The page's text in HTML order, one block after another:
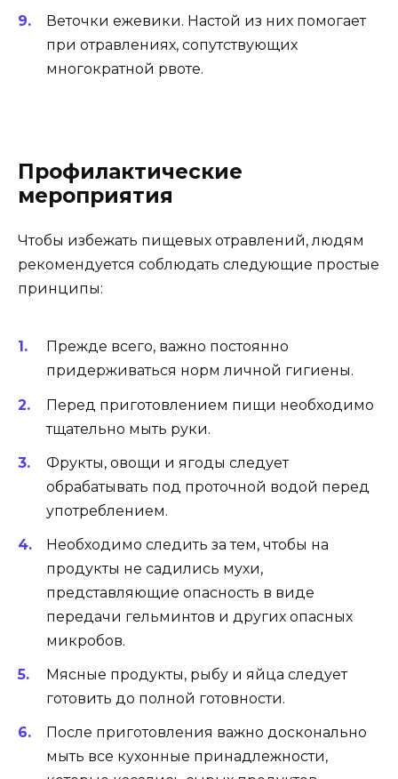
Веточки ежевики. Настой из них помогает
при отравлениях, сопутствующих
многократной рвоте.
Профилактические
мероприятия
Чтобы избежать пищевых отравлений, людям
рекомендуется соблюдать следующие простые
принципы:
Прежде всего, важно постоянно
придерживаться норм личной гигиены.
Перед приготовлением пищи необходимо
тщательно мыть руки.
Фрукты, овощи и ягоды следует
обрабатывать под проточной водой перед
употреблением.
Необходимо следить за тем, чтобы на
продукты не садились мухи,
представляющие опасность в виде
передачи гельминтов и других опасных
микробов.
Мясные продукты, рыбу и яйца следует
готовить до полной готовности.
После приготовления важно досконально
мыть все кухонные принадлежности,